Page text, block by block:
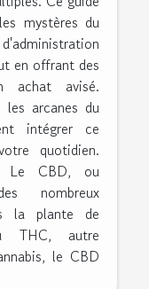
mystères du
en offrant des
achat avisé.
les arcanes du
intégrer ce
quotidien.
Le CBD, ou
nombreux
la plante de
THC, autre
le CBD